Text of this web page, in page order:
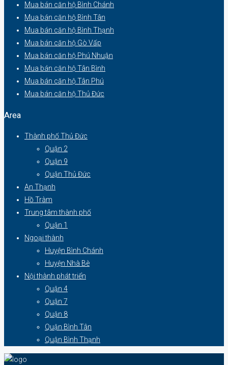
Mua bán căn hộ Bình Chánh
Mua bán căn hộ Bình Tân
Mua bán căn hộ Bình Thạnh
Mua bán căn hộ Gò Vấp
Mua bán căn hộ Phú Nhuận
Mua bán căn hộ Tân Bình
Mua bán căn hộ Tân Phú
Mua bán căn hộ Thủ Đức
Area
Thành phố Thủ Đức
Quận 2
Quận 9
Quận Thủ Đức
An Thạnh
Hồ Tràm
Trung tâm thành phố
Quận 1
Ngoại thành
Huyện Bình Chánh
Huyện Nhà Bè
Nội thành phát triển
Quận 4
Quận 7
Quận 8
Quận Bình Tân
Quận Bình Thạnh